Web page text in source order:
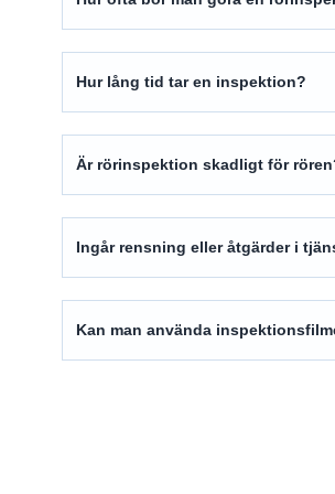
Hur lång tid tar en inspektion?
Är rörinspektion skadligt för
Ingår rensning eller åtgärder i
Kan man använda